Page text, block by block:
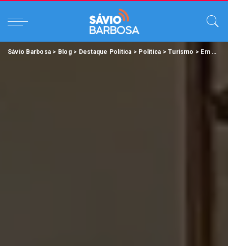
Sávio Barbosa > Blog> Destaque Política > Política >Turismo > Em Belém (PA), Ministério do Turismo orienta prefeitos sobre os caminhos da inserção no Mapa do Turismo Brasileiro.